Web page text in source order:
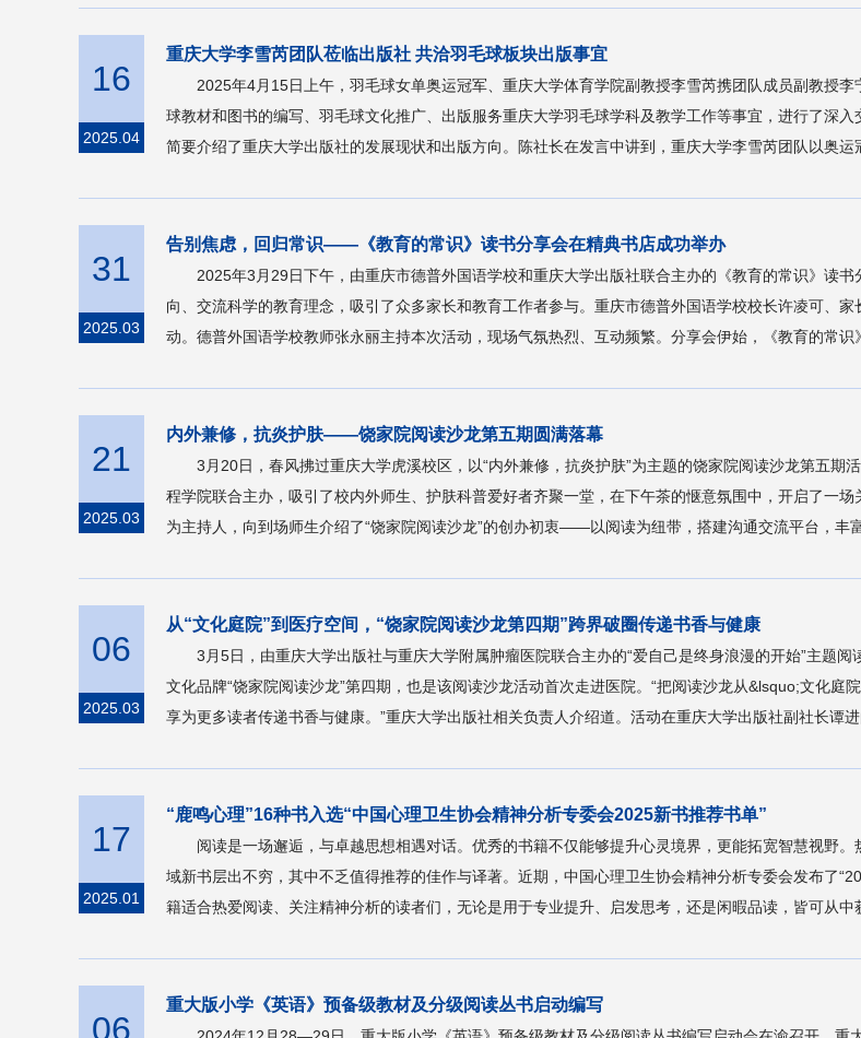
重庆大学李雪芮团队莅临出版社 共洽羽毛球板块出版事宜
2025年4月15日上午，羽毛球女单奥运冠军、重庆大学体育学院副教授李雪芮携团队成员副教授
球教材和图书的编写、羽毛球文化推广、出版服务重庆大学羽毛球学科及教学工作等事宜，进行了深
简要介绍了重庆大学出版社的发展现状和出版方向。陈社长在发言中讲到，重庆大学李雪芮团队以奥
16
2025.04
告别焦虑，回归常识——《教育的常识》读书分享会在精典书店成功举办
2025年3月29日下午，由重庆市德普外国语学校和重庆大学出版社联合主办的《教育的常识》读
向、交流科学的教育理念，吸引了众多家长和教育工作者参与。重庆市德普外国语学校校长许凌可、
动。德普外国语学校教师张永丽主持本次活动，现场气氛热烈、互动频繁。分享会伊始，《教育的常
31
2025.03
内外兼修，抗炎护肤——饶家院阅读沙龙第五期圆满落幕
3月20日，春风拂过重庆大学虎溪校区，以“内外兼修，抗炎护肤”为主题的饶家院阅读沙龙第五
程学院联合主办，吸引了校内外师生、护肤科普爱好者齐聚一堂，在下午茶的惬意氛围中，开启了一
为主持人，向到场师生介绍了“饶家院阅读沙龙”的创办初衷——以阅读为纽带，搭建沟通交流平台，丰
21
2025.03
从“文化庭院”到医疗空间，“饶家院阅读沙龙第四期”跨界破圈传递书香与健康
3月5日，由重庆大学出版社与重庆大学附属肿瘤医院联合主办的“爱自己是终身浪漫的开始”主题
文化品牌“饶家院阅读沙龙”第四期，也是该阅读沙龙活动首次走进医院。“把阅读沙龙从&lsquo;文化
享为更多读者传递书香与健康。”重庆大学出版社相关负责人介绍道。活动在重庆大学出版社副社长谭
06
2025.03
“鹿鸣心理”16种书入选“中国心理卫生协会精神分析专委会2025新书推荐书单”
阅读是一场邂逅，与卓越思想相遇对话。优秀的书籍不仅能够提升心灵境界，更能拓宽智慧视野
域新书层出不穷，其中不乏值得推荐的佳作与译著。近期，中国心理卫生协会精神分析专委会发布了
籍适合热爱阅读、关注精神分析的读者们，无论是用于专业提升、启发思考，还是闲暇品读，皆可从
17
2025.01
重大版小学《英语》预备级教材及分级阅读丛书启动编写
06